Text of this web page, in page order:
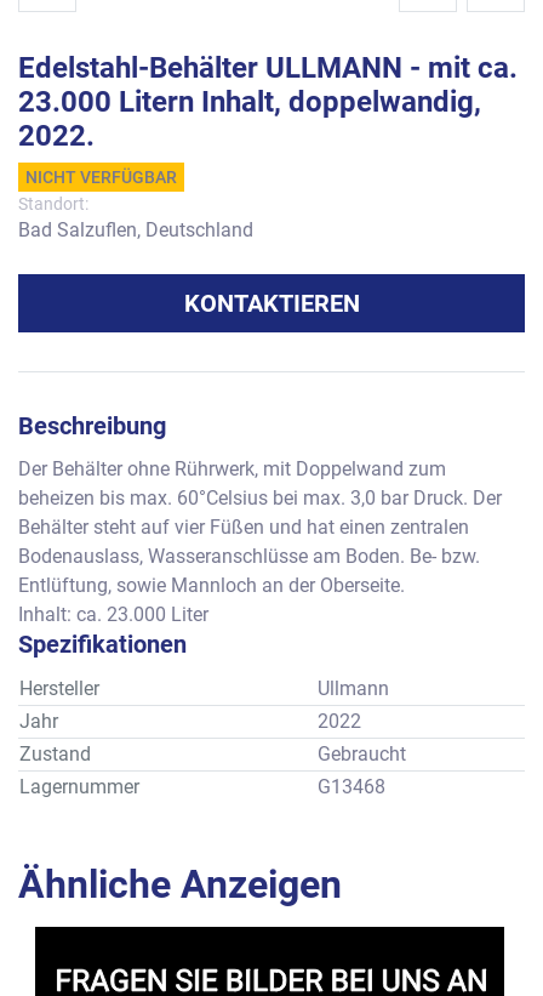
Edelstahl-Behälter ULLMANN - mit ca.
23.000 Litern Inhalt, doppelwandig,
2022.
NICHT VERFÜGBAR
Standort:
Bad Salzuflen, Deutschland
KONTAKTIEREN
Beschreibung
Der Behälter ohne Rührwerk, mit Doppelwand zum
beheizen bis max. 60°Celsius bei max. 3,0 bar Druck. Der
Behälter steht auf vier Füßen und hat einen zentralen
Bodenauslass, Wasseranschlüsse am Boden. Be- bzw.
Entlüftung, sowie Mannloch an der Oberseite.
Inhalt: ca. 23.000 Liter
Spezifikationen
Hersteller
Ullmann
Jahr
2022
Zustand
Gebraucht
Lagernummer
G13468
Ähnliche Anzeigen